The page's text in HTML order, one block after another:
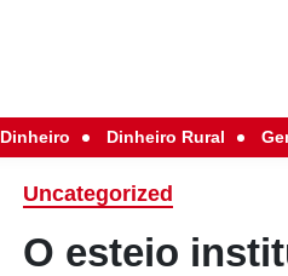
Dinheiro Dinheiro Rural
Uncategorized
O esteio